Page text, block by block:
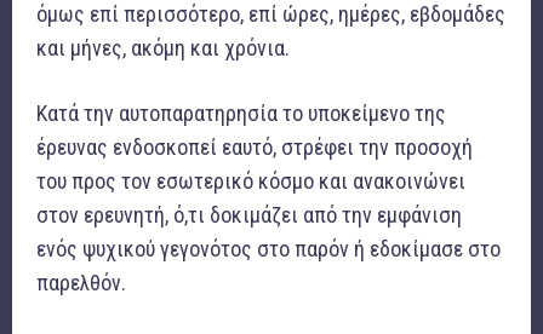
όμως επί περισσότερο, επί ώρες, ημέρες, εβδομάδες
και μήνες, ακόμη και χρόνια.
Κατά την αυτοπαρατηρησία το υποκείμενο της
έρευνας ενδοσκοπεί εαυτό, στρέφει την προσοχή
του προς τον εσωτερικό κόσμο και ανακοινώνει
στον ερευνητή, ό,τι δοκιμάζει από την εμφάνιση
ενός ψυχικού γεγονότος στο παρόν ή εδοκίμασε στο
παρελθόν.